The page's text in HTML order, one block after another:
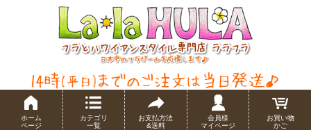
ホーム
ページ
カテゴリ
一覧
お支払方法
&送料
会員様
マイページ
お買い物
かご